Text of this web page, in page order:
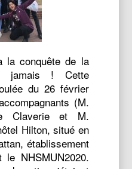
la conquête de la
! Cette
du 26 février
(M.
Claverie et M.
Hilton, situé en
établissement
NHSMUN2020.